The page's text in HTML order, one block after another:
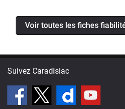
est assez affûtée esthétiquement,
elle l'est c'est certain, ce qui lui
au niveau du coffre. Habitable
équipée, dans la tradition Ford.
l'efficacité pure, mais reste
routes. La finition est dans la
Voir toutes les fiches
Suivez Caradisiac